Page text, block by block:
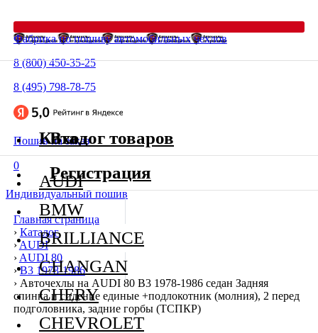
Фабрика по пошиву автомобильных чехлов
8 (800) 450-35-25
8 (495) 798-78-75
Пошив на заказ
0
Индивидуальный пошив
Главная страница
› Каталог
›AUDI
› AUDI 80
› В3 1978-1986
› Авточехлы на AUDI 80 В3 1978-1986 седан Задняя
спинка и сидение единые +подлокотник (молния), 2 перед
подголовника, задние горбы (ТСПКР)
Каталог товаров
AUDI
BMW
BRILLIANCE
CHANGAN
CHERY
CHEVROLET
Вход
Регистрация